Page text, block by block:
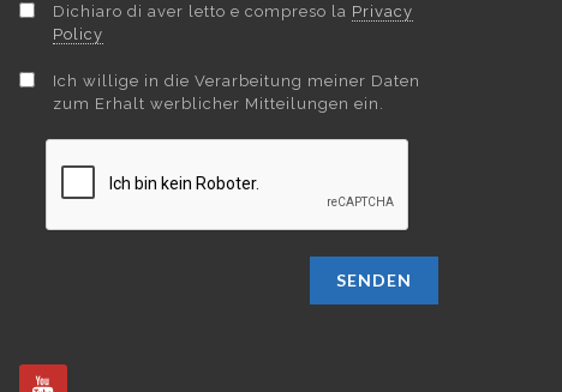
Dichiaro di aver letto e compreso la Privacy
Policy
Ich willige in die Verarbeitung meiner Daten
zum Erhalt werblicher Mitteilungen ein.
SENDEN